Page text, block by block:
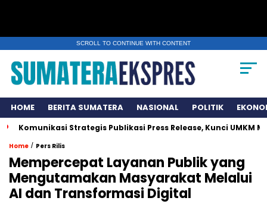
SCROLL TO CONTINUE WITH CONTENT
HOME BERITA SUMATERA NASIONAL POLITIK
Strategis Publikasi Press Release, Kunci UMKM
Home / Pers Rilis
Mempercepat Layanan Publik yang
Mengutamakan Masyarakat Melalui
AI dan Transformasi Digital